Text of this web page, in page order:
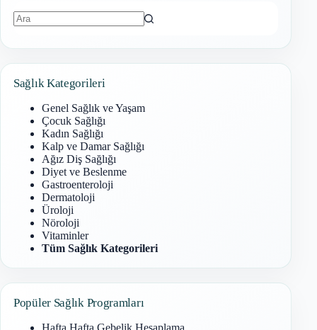
Sağlık Kategorileri
Genel Sağlık ve Yaşam
Çocuk Sağlığı
Kadın Sağlığı
Kalp ve Damar Sağlığı
Ağız Diş Sağlığı
Diyet ve Beslenme
Gastroenteroloji
Dermatoloji
Üroloji
Nöroloji
Vitaminler
Tüm Sağlık Kategorileri
Popüler Sağlık Programları